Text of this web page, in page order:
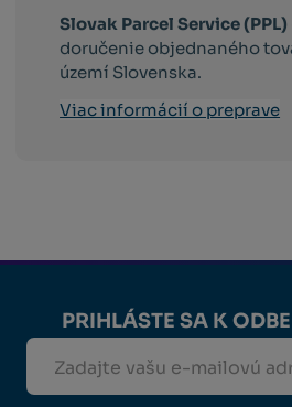
Slovak Parcel Service (PPL)
doručenie objednaného
území Slovenska.
Viac informácií o preprave
PRIHLÁSTE SA K